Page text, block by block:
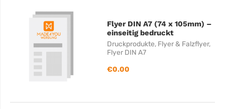
Flyer DIN A7 (74 x 105mm) –
einseitig bedruckt
Druckprodukte, Flyer & Falzflyer,
Flyer DIN A7
€0.00